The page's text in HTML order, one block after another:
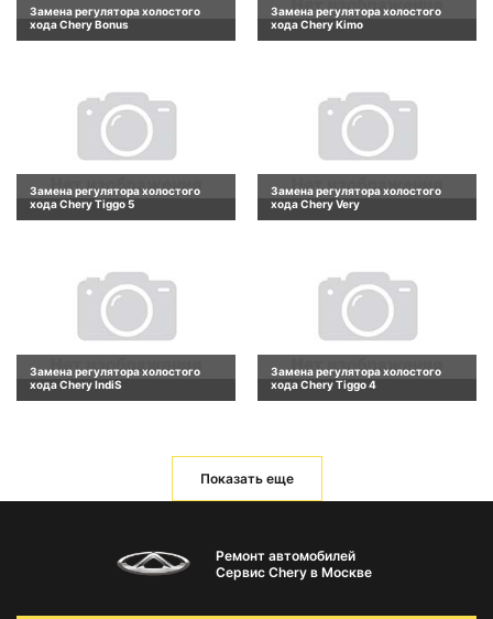
Замена регулятора холостого
хода Chery Bonus
Замена регулятора холостого
хода Chery Kimo
Замена регулятора холостого
хода Chery Tiggo 5
Замена регулятора холостого
хода Chery Very
Замена регулятора холостого
хода Chery IndiS
Замена регулятора холостого
хода Chery Tiggo 4
Показать еще
Ремонт автомобилей
Сервис Chery в Москве